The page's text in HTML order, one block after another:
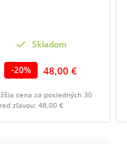
Skladom
-20% 48,00 €
cena za posledných 30
zľavou: 48,00 €